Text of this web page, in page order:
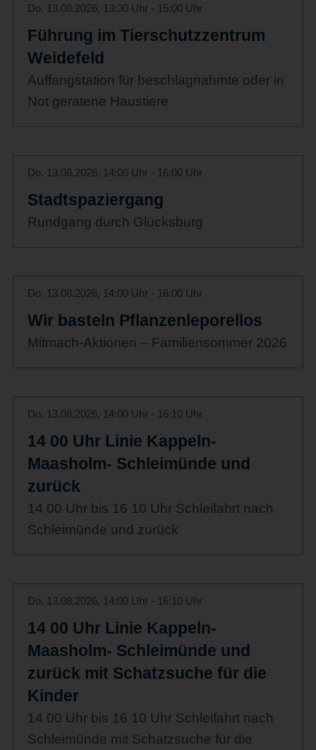
Do. 13.08.2026, 13:30 Uhr - 15:00 Uhr
Führung im Tierschutzzentrum
Weidefeld
Auffangstation für beschlagnahmte oder in
Not geratene Haustiere
Do. 13.08.2026, 14:00 Uhr - 16:00 Uhr
Stadtspaziergang
Rundgang durch Glücksburg
Do. 13.08.2026, 14:00 Uhr - 16:00 Uhr
Wir basteln Pflanzenleporellos
Mitmach-Aktionen – Familiensommer 2026
Do. 13.08.2026, 14:00 Uhr - 16:10 Uhr
14 00 Uhr Linie Kappeln-
Maasholm- Schleimünde und
zurück
14 00 Uhr bis 16 10 Uhr Schleifahrt nach
Schleimünde und zurück
Do. 13.08.2026, 14:00 Uhr - 16:10 Uhr
14 00 Uhr Linie Kappeln-
Maasholm- Schleimünde und
zurück mit Schatzsuche für die
Kinder
14 00 Uhr bis 16 10 Uhr Schleifahrt nach
Schleimünde mit Schatzsuche für die